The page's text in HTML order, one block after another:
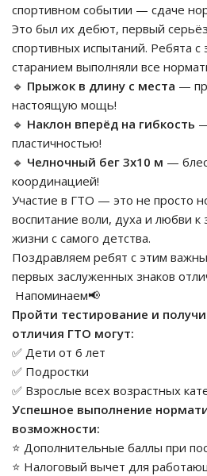
спортивном событии — сдаче
Это был их дебют, первый
спортивных испытаний. Ребята с
старанием выполняли все
🔹 Прыжок в длину с места —
настоящую мощь!
🔹 Наклон вперёд на гибкость
пластичностью!
🔹 Челночный бег 3х10 м —
координацией!
Участие в ГТО — это не просто
воспитание воли, духа и любви
жизни с самого детства.
Поздравляем ребят с этим
первых заслуженных знаков
Напоминаем📢
Пройти тестирование и
отличия ГТО могут:
✅ Дети от 6 лет
✅ Подростки
✅ Взрослые всех возрастных
Успешное выполнение
возможности:
⭐ Дополнительные баллы при
⭐ Налоговый вычет для